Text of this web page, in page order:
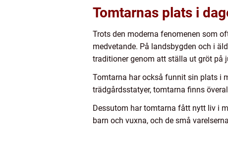
Tomtarnas plats i
Trots den moderna fenomenen som
medvetande. På landsbygden och i
traditioner genom att ställa ut gröt på
Tomtarna har också funnit sin plats i
trädgårdsstatyer, tomtarna finns
Dessutom har tomtarna fått nytt liv i
barn och vuxna, och de små